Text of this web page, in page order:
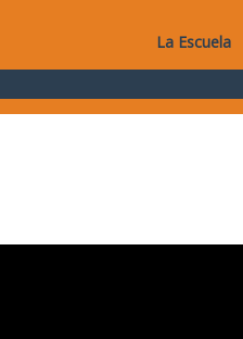
La Escuela